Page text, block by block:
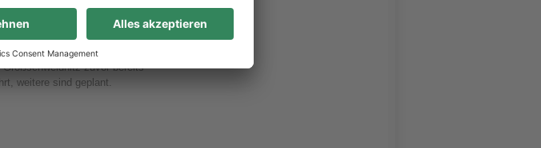
Ort gefragt. Die Möglichkeit dazu wird
zuvor bereits
weitere sind geplant.